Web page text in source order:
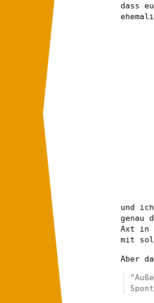
dass
und
genau
Axt in
mit
Aber